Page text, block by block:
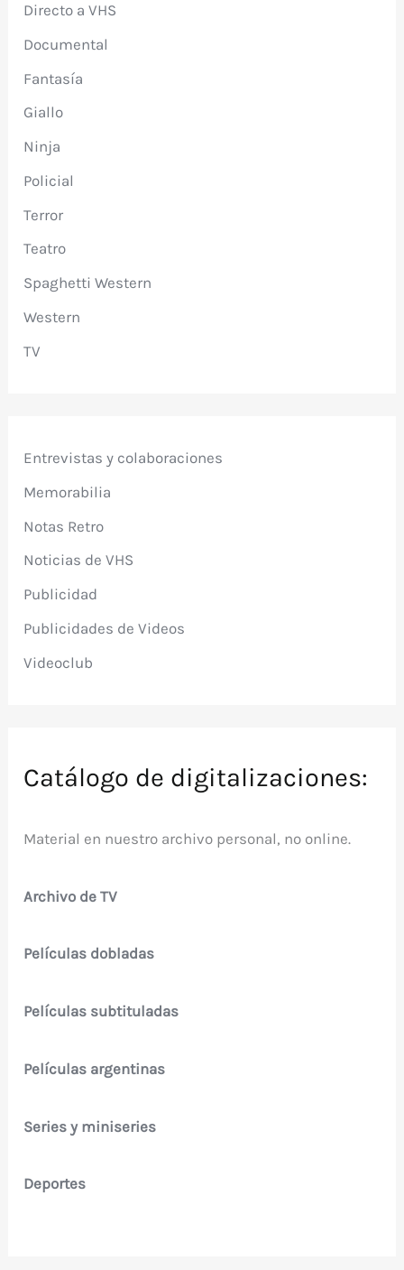
Directo a VHS
Documental
Fantasía
Giallo
Ninja
Policial
Terror
Teatro
Spaghetti Western
Western
TV
Entrevistas y colaboraciones
Memorabilia
Notas Retro
Noticias de VHS
Publicidad
Publicidades de Videos
Videoclub
Catálogo de digitalizaciones:
Material en nuestro archivo personal, no online.
Archivo de TV
Películas dobladas
Películas subtituladas
Películas argentinas
Series y miniseries
Deportes